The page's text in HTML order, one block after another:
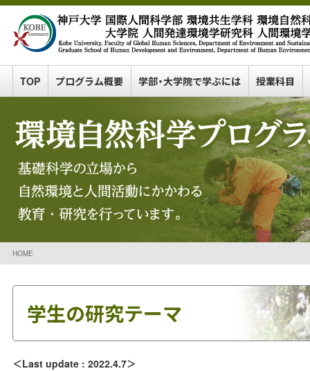
TOP プログラム概要 学部・大学院で学ぶには 授業科目
HOME
学生の研究テーマ
＜Last update : 2022.4.7＞